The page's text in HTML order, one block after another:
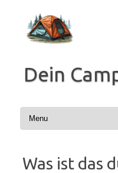
springen
Dein
Was ist das